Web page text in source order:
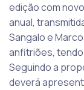
edição com
anual,
Sangalo e
anfitriões,
Seguindo a
deverá